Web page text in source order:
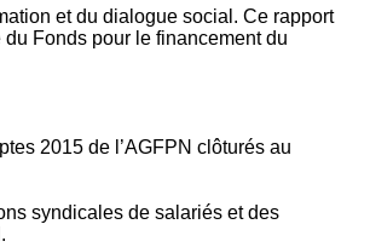
et du dialogue social. Ce rapport
Fonds pour le financement du
2015 de l’AGFPN clôturés au
syndicales de salariés et des